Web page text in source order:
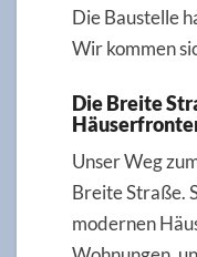
Die Baustelle
Wir kommen
Die Breite
Unser Weg
Breite Straße.
modernen